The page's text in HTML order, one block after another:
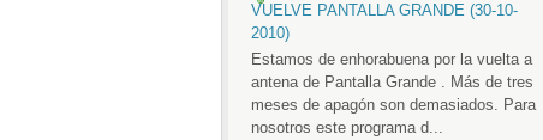
VUELVE PANTALLA GRANDE (30-10-
2010)
Estamos de enhorabuena por la vuelta a
antena de Pantalla Grande . Más de tres
meses de apagón son demasiados. Para
nosotros este programa d...